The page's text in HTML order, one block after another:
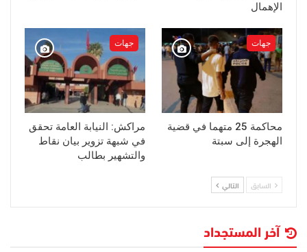
الإهمال
جهات
محاكمة 25 متهما في قضية
الهجرة إلى سبتة
جهات
مراكش: النيابة العامة تحقق
في شبهة تزوير بيان نقاط
والتشهير بطالب
السابق التالي
آخر المستجداد